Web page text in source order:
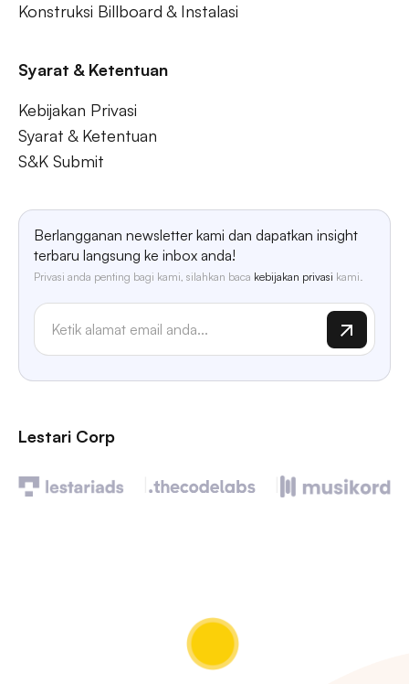
Konstruksi Billboard & Instalasi
Syarat & Ketentuan
Kebijakan Privasi
Syarat & Ketentuan
S&K Submit
Berlangganan newsletter kami dan dapatkan insight
terbaru langsung ke inbox anda!
Privasi anda penting bagi kami, silahkan baca kebijakan privasi kami.
Lestari Corp